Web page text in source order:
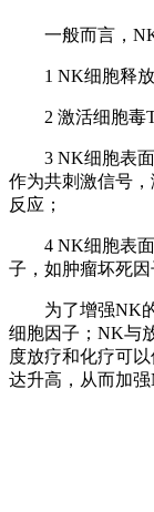
一般而言，NK
1 NK细胞释放
2 激活细胞毒T
3 NK细胞表面
作为共刺激信号
反应；
4 NK细胞表面
子，如肿瘤坏死因
为了增强NK的
细胞因子；NK与
度放疗和化疗可
达升高，从而加强